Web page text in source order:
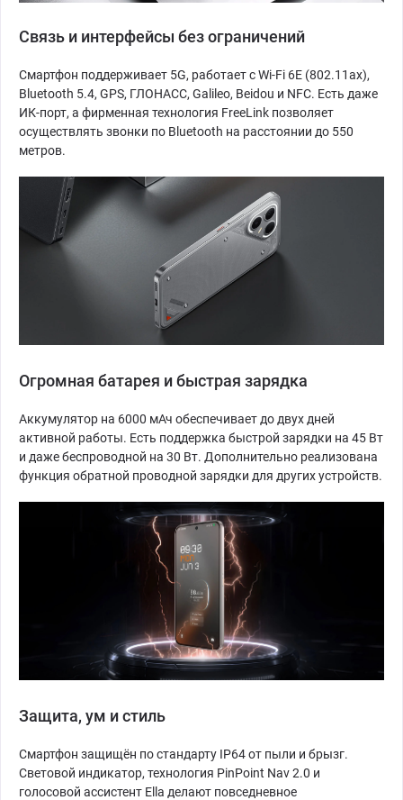
Связь и интерфейсы без ограничений
Смартфон поддерживает 5G, работает с Wi-Fi 6E (802.11ax),
Bluetooth 5.4, GPS, ГЛОНАСС, Galileo, Beidou и NFC. Есть даже
ИК-порт, а фирменная технология FreeLink позволяет
осуществлять звонки по Bluetooth на расстоянии до 550
метров.
Огромная батарея и быстрая зарядка
Аккумулятор на 6000 мАч обеспечивает до двух дней
активной работы. Есть поддержка быстрой зарядки на 45 Вт
и даже беспроводной на 30 Вт. Дополнительно реализована
функция обратной проводной зарядки для других устройств.
Защита, ум и стиль
Смартфон защищён по стандарту IP64 от пыли и брызг.
Световой индикатор, технология PinPoint Nav 2.0 и
голосовой ассистент Ella делают повседневное